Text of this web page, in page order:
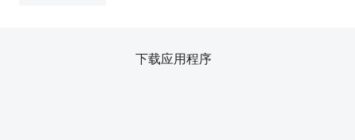
下载应用程序